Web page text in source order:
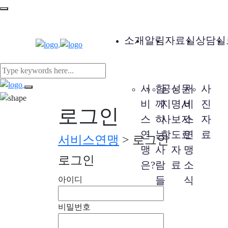
소개
서
비
스
연
맹
은?
함
께
하
는
사
람
들
알림
공
지
사
항
성
명,
보
도
자
료
서
비
스
연
맹
소
식
자료실
문
서
자
료
사
진
자
료
상담실
로그인
서비스연맹 > 로그인
로그인
아이디
비밀번호